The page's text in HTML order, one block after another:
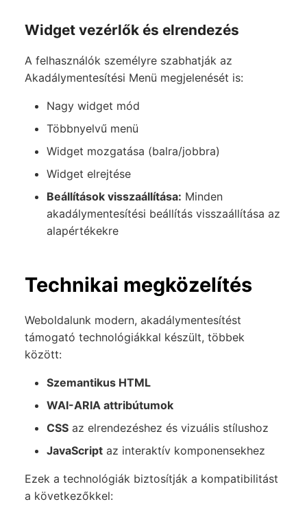
Widget vezérlők és elrendezés
A felhasználók személyre szabhatják az
Akadálymentesítési Menü megjelenését is:
Nagy widget mód
Többnyelvű menü
Widget mozgatása (balra/jobbra)
Widget elrejtése
Beállítások visszaállítása: Minden
akadálymentesítési beállítás visszaállítása az
alapértékekre
Technikai megközelítés
Weboldalunk modern, akadálymentesítést
támogató technológiákkal készült, többek
között:
Szemantikus HTML
WAI-ARIA attribútumok
CSS az elrendezéshez és vizuális stílushoz
JavaScript az interaktív komponensekhez
Ezek a technológiák biztosítják a kompatibilitást
a következőkkel: